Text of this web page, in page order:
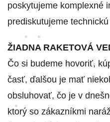
poskytujeme komplexné
prediskutujeme
ŽIADNA RAKETOVÁ
Čo si budeme hovoriť,
časť, ďalšou je mať
obsluhovať, čo je v
ktorý so zákazníkmi